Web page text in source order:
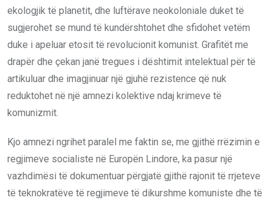
ekologjik të planetit, dhe luftërave neokoloniale duket të
sugjerohet se mund të kundërshtohet dhe sfidohet vetëm
duke i apeluar etosit të revolucionit komunist. Grafitët me
drapër dhe çekan janë tregues i dështimit intelektual për të
artikuluar dhe imagjinuar një gjuhë rezistence që nuk
reduktohet në një amnezi kolektive ndaj krimeve të
komunizmit.
Kjo amnezi ngrihet paralel me faktin se, me gjithë rrëzimin e
regjimeve socialiste në Europën Lindore, ka pasur një
vazhdimësi të dokumentuar përgjatë gjithë rajonit të rrjeteve
të teknokratëve të regjimeve të dikurshme komuniste dhe të